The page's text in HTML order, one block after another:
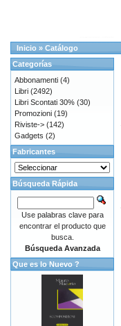
Inicio » Catálogo
Categorías
Abbonamenti (4)
Libri (2492)
Libri Scontati 30% (30)
Promozioni (19)
Riviste-> (142)
Gadgets (2)
Fabricantes
Búsqueda Rápida
Use palabras clave para
encontrar el producto que
busca.
Búsqueda Avanzada
Que es lo Nuevo ?